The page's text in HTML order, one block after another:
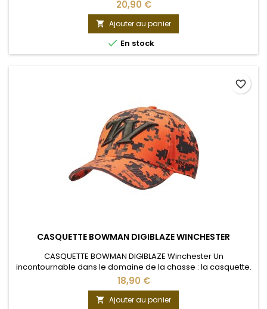
20,90 €
 Ajouter au panier
 En stock
CASQUETTE BOWMAN DIGIBLAZE WINCHESTER
CASQUETTE BOWMAN DIGIBLAZE Winchester Un
incontournable dans le domaine de la chasse : la casquette.
A la fois pratique et élégant, la casquette est l'accesoire que
le chasseur utilise pour compléter sa panoplie. La casquette
de la célèbre marque Américaine complètera à merveille
18,90 €
 Ajouter au panier
favorite_border